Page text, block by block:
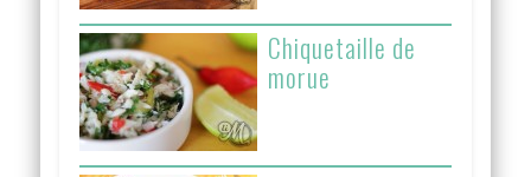
Chiquetaille de
morue